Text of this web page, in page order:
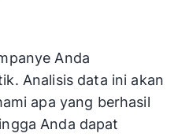
Anda
Analisis data ini akan
apa yang berhasil
Anda dapat